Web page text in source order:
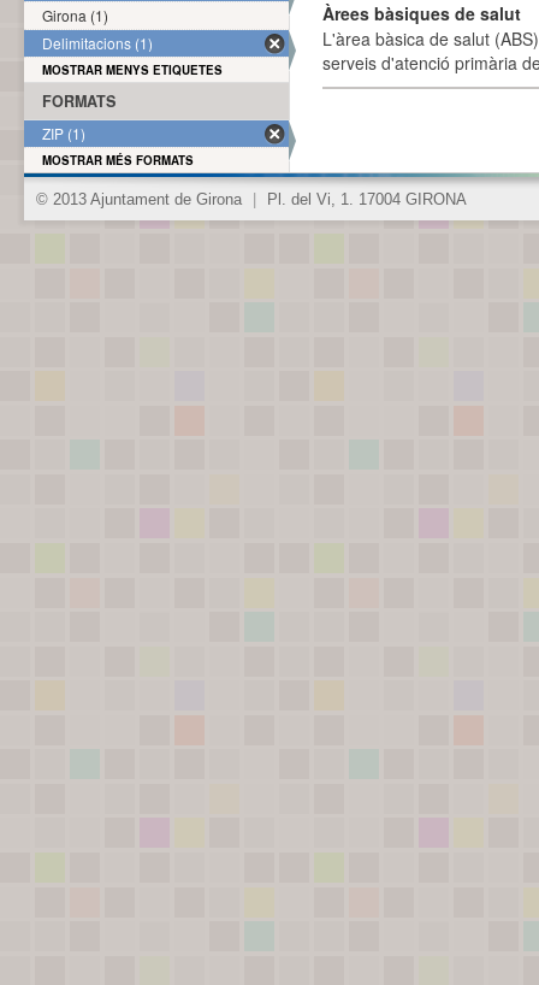
Àrees bàsiques de salut
L'àrea bàsica de salut
serveis d'atenció primària
Girona (1)
Delimitacions (1)
MOSTRAR MENYS ETIQUETES
FORMATS
ZIP (1)
MOSTRAR MÉS FORMATS
© 2013 Ajuntament de Girona Pl. del Vi, 1. 17004 GIRONA